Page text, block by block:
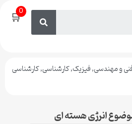
🛒0
و مهندسی,فیزیک,کارشناسی,کارشناسی
موضوع انرژی هسته ای